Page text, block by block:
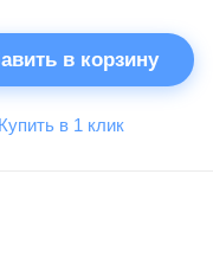
в корзину
Купить в 1 клик